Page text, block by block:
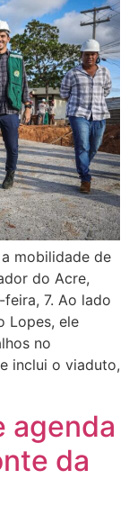
mobilidade de
do Acre,
7. Ao lado
Lopes, ele
no
inclui o viaduto,
agenda
da